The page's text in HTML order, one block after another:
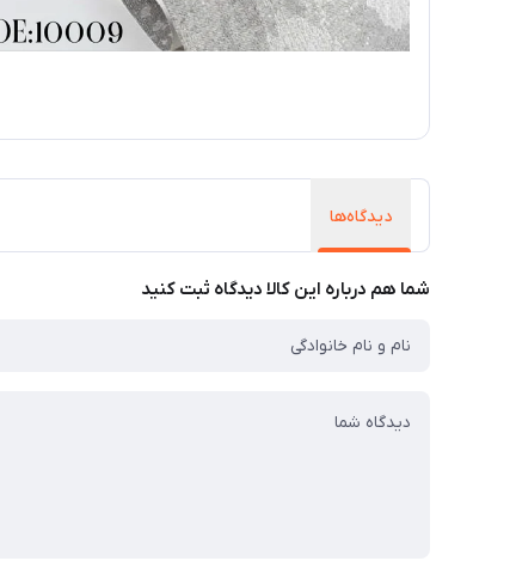
دیدگاه‌ها
شما هم درباره این کالا دیدگاه ثبت کنید